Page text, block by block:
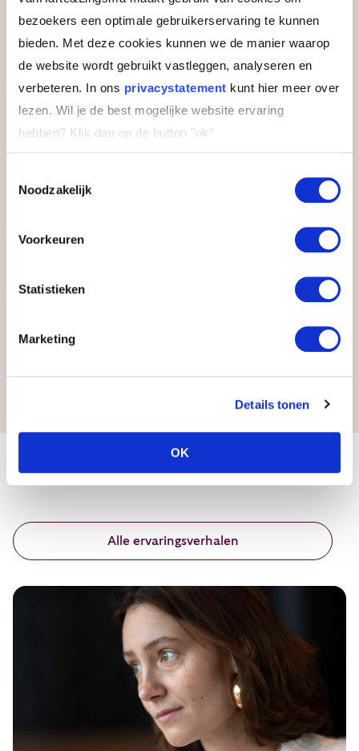
bezoekers een optimale gebruikerservaring te kunnen
bieden. Met deze cookies kunnen we de manier waarop
de website wordt gebruikt vastleggen, analyseren en
verbeteren. In ons privacystatement kunt hier meer over
lezen. Wil je de best mogelijke website ervaring
hebben? Klik dan op de button "ok''
Noodzakelijk
Voorkeuren
Statistieken
Marketing
Details tonen
OK
doet, maar als je de moeite neemt om het
uit te pakken, is het echt een cadeau aan
jezelf. Je komt dichter bij wie je bent, en je
leert dat dat goed genoeg is. Ik voel me
sinds de training een soort versie 2.0 van
mezelf.”
KIM voor niet-
Leiderschap begint bij jou
12 dagen
Onze deelnemers vertellen
Alle ervaringsverhalen